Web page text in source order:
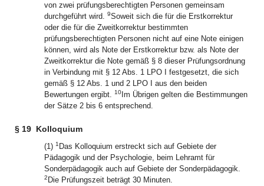
von zwei prüfungsberechtigten Personen gemeinsam
durchgeführt wird. 9Soweit sich die für die Erstkorrektur
oder die für die Zweitkorrektur bestimmten
prüfungsberechtigten Personen nicht auf eine Note einigen
können, wird als Note der Erstkorrektur bzw. als Note der
Zweitkorrektur die Note gemäß § 8 dieser Prüfungsordnung
in Verbindung mit § 12 Abs. 1 LPO I festgesetzt, die sich
gemäß § 12 Abs. 1 und 2 LPO I aus den beiden
Bewertungen ergibt. 10 Im Übrigen gelten die Bestimmungen
der Sätze 2 bis 6 entsprechend.
§ 19 Kolloquium
(1) 1 Das Kolloquium erstreckt sich auf Gebiete der
Pädagogik und der Psychologie, beim Lehramt für
Sonderpädagogik auch auf Gebiete der Sonderpädagogik.
2 Die Prüfungszeit beträgt 30 Minuten.